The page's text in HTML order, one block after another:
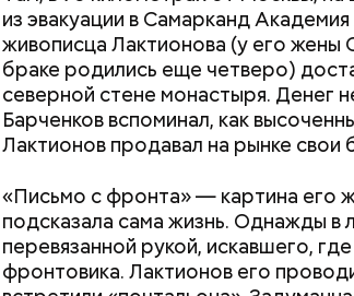
из эвакуации в Самарканд
живописца Лактионова (у его жены
браке родились еще четверо)
северной стене монастыря. Денег
Барченков вспоминал, как
Лактионов продавал на рынке свои
«Письмо с фронта» — картина его
подсказала сама жизнь. Однажды в
перевязанной рукой, искавшего,
фронтовика. Лактионов его